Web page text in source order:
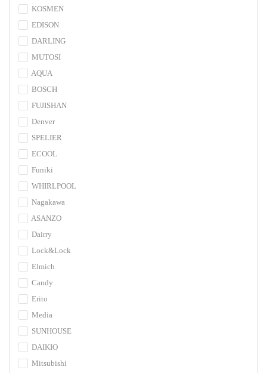
KOSMEN
EDISON
DARLING
MUTOSI
AQUA
BOSCH
FUJISHAN
Denver
SPELIER
ECOOL
Funiki
WHIRLPOOL
Nagakawa
ASANZO
Dairry
Lock&Lock
Elmich
Candy
Erito
Media
SUNHOUSE
DAIKIO
Mitsubishi